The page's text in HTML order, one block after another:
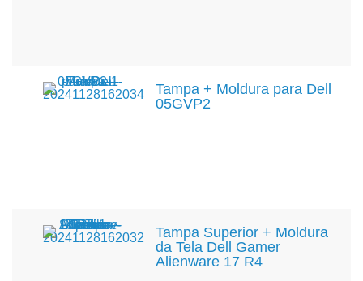
Tampa + Moldura para Dell
05GVP2
Tampa Superior + Moldura
da Tela Dell Gamer
Alienware 17 R4